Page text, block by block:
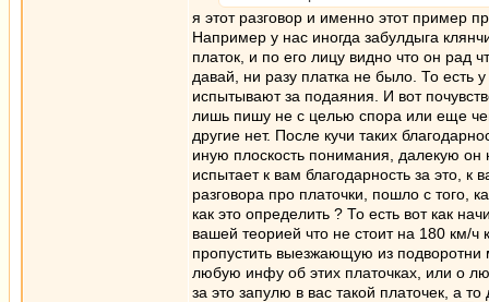
я этот разговор и именно этот пример
Например у нас иногда забулдыга
платок, и по его лицу видно что он рад
давай, ни разу платка не было. То есть
испытывают за подаяния. И вот
лишь пишу не с целью спора или еще
другие нет. После кучи таких
иную плоскость понимания, далекую он
испытает к вам благодарность за это, к
разговора про платочки, пошло с того,
как это определить ? То есть вот как
вашей теорией что не стоит на 180 км/
пропустить выезжающую из
любую инфу об этих платочках, или о
за это запулю в вас такой платочек, а